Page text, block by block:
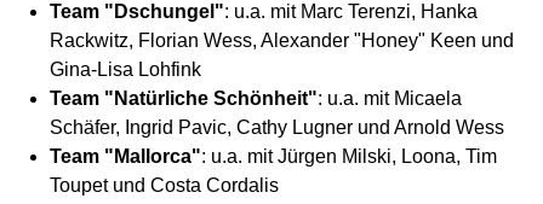
Team "Dschungel": u.a. mit Marc Terenzi, Hanka
Rackwitz, Florian Wess, Alexander "Honey" Keen und
Gina-Lisa Lohfink
Team "Natürliche Schönheit": u.a. mit Micaela
Schäfer, Ingrid Pavic, Cathy Lugner und Arnold Wess
Team "Mallorca": u.a. mit Jürgen Milski, Loona, Tim
Toupet und Costa Cordalis